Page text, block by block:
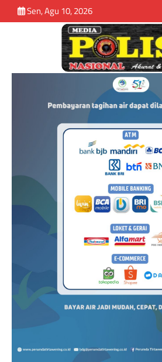
Sen, Agu 10, 2026